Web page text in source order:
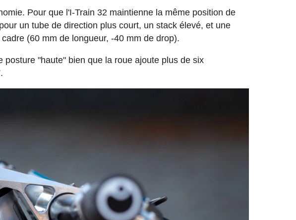
Pour que l'I-Train 32 maintienne la même position de
un tube de direction plus court, un stack élevé, et une
(60 mm de longueur, -40 mm de drop).
"haute" bien que la roue ajoute plus de six